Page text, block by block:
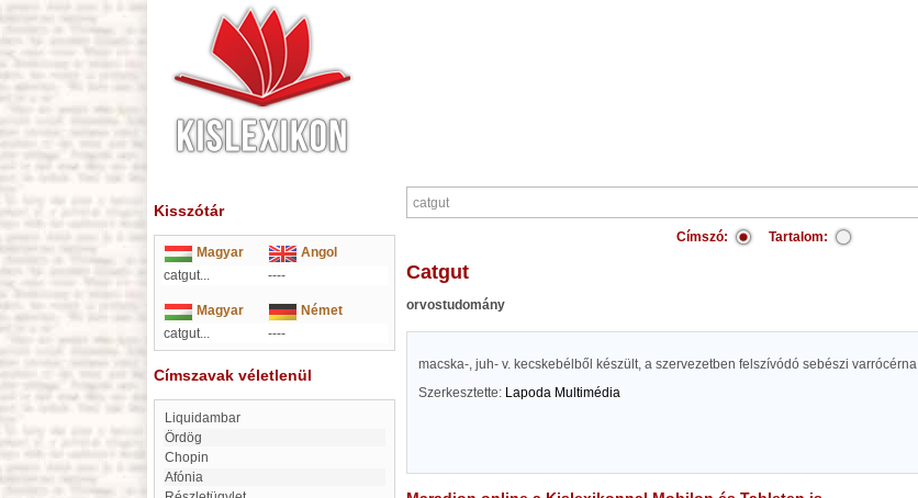
Kisszótár
Magyar
Angol
catgut...
----
Magyar
Német
catgut...
----
Címszavak véletlenül
Liquidambar
Ördög
Chopin
Afónia
Címszó: Tartalom:
catgut
orvostudomány
macska-, juh- v. kecskebélből készült, a szervezetben felszívódó sebészi varrócérna
Szerkesztette: Lapoda Multimédia